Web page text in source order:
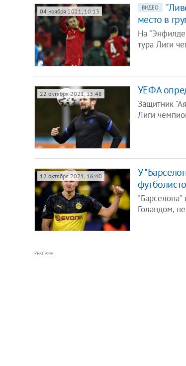
04 ноября 2021, 10:13 ВИДЕО
место в
На
тура Лиги
22 октября 2021, 15:48 УЕФА
Защитник
Лиги
12 октября 2021, 16:40
У
"Барселона"
Голандом,
РЕКЛАМА